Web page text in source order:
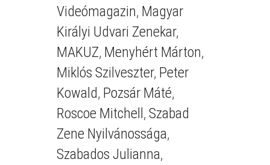
Videómagazin, Magyar
Királyi Udvari Zenekar,
MAKUZ, Menyhért Márton,
Miklós Szilveszter, Peter
Kowald, Pozsár Máté,
Roscoe Mitchell , Szabad
Zene Nyilvánossága,
Szabados Julianna,